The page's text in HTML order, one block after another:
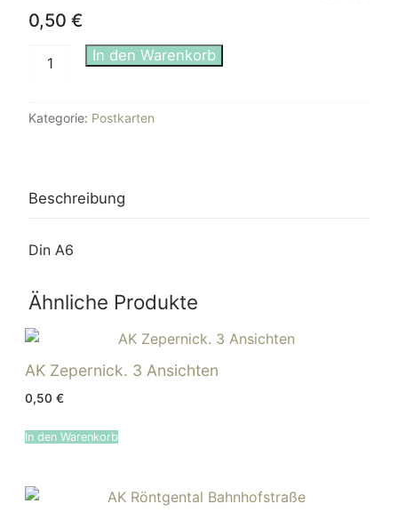
0,50 €
Menge
In den Warenkorb
Kategorie: Postkarten
Beschreibung
Din A6
Ähnliche Produkte
AK Zepernick. 3 Ansichten
0,50 €
In den Warenkorb